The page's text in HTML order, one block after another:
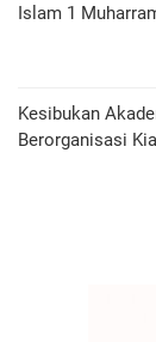
Islam 1
Kesibukan
Berorganisasi